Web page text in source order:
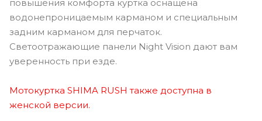
повышения комфорта куртка оснащена
водонепроницаемым карманом и специальным
задним карманом для перчаток.
Светоотражающие панели Night Vision дают вам
уверенность при езде.
Мотокуртка SHIMA RUSH также доступна в
женской версии.